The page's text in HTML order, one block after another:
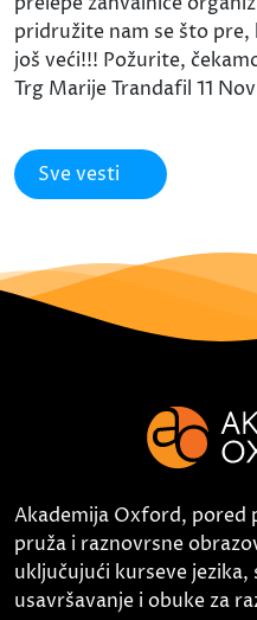
pridružite nam se što pre,
još veći!!! Požurite,
Trg Marije Trandafil 11
Sve vesti
Akademija Oxford, pored
pruža i raznovrsne
uključujući kurseve
usavršavanje i obuke za